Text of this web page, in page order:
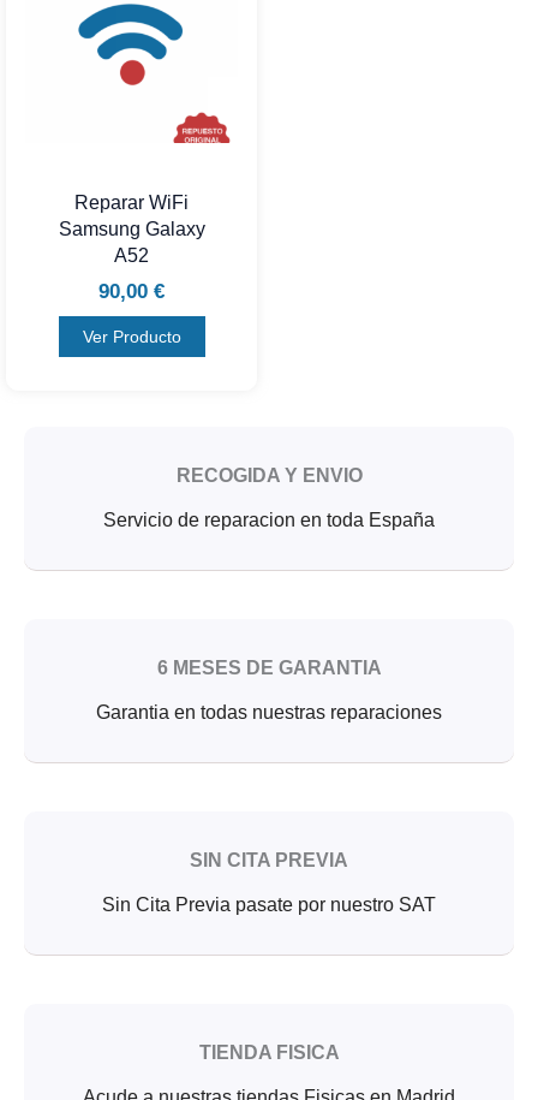
Reparar WiFi
Samsung Galaxy
A52
90,00 €
Ver Producto
RECOGIDA Y ENVIO
Servicio de reparacion en toda España
6 MESES DE GARANTIA
Garantia en todas nuestras reparaciones
SIN CITA PREVIA
Sin Cita Previa pasate por nuestro SAT
TIENDA FISICA